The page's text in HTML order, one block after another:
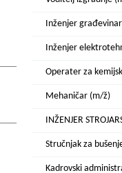
Inženjer
Inženjer
Operater za
Mehaničar (m/ž)
INŽENJER
Stručnjak za
Kadrovski